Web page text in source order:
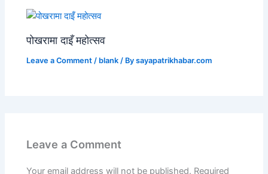
पोखरामा दाइँ महोत्सव
Leave a Comment / blank / Bysayapatrikhabar.com
Leave a Comment
Your email address will not be published. Required